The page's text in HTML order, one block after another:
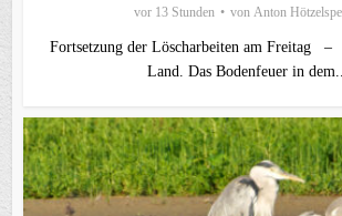
vor 13 Stunden von Anton
Fortsetzung der Löscharbeiten am Freitag –
Land. Das Bodenfeuer in